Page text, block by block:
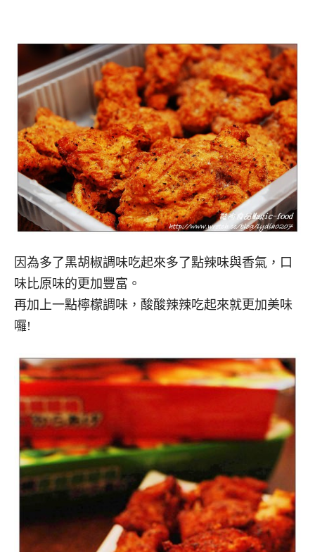
因為多了黑胡椒調味吃起來多了點辣味與香氣，口
味比原味的更加豐富。
再加上一點檸檬調味，酸酸辣辣吃起來就更加美味
囉!